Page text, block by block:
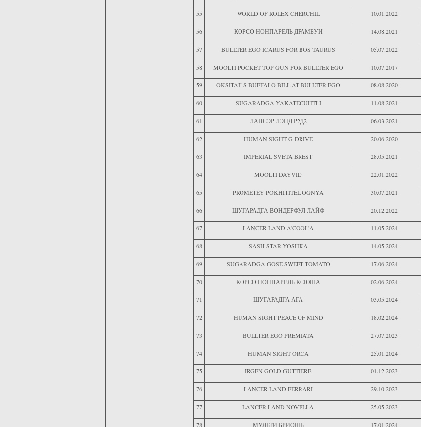
55 WORLD OF ROLEX CHERCHIL 10.01.2022
56 КОРСО НОНПАРЕЛЬ ДРАМБУИ 14.08.2021
57 BULLTER EGO ICARUS FOR BOS TAURUS 05.07.2022
58 MOOLTI POCKET TOP GUN FOR BULLTER EGO 10.07.2017
59 OKSITAILS BUFFALO BILL AT BULLTER EGO 08.08.2020
60 SUGARADGA YAKATECUHTLI 11.08.2021
61 ЛАНСЭР ЛЭНД Р2Д2 06.03.2021
62 HUMAN SIGHT G-DRIVE 20.06.2020
63 IMPERIAL SVETA BREST 28.05.2021
64 MOOLTI DAYVID 22.01.2022
65 PROMETEY POKHITITEL OGNYA 30.07.2021
66 ШУГАРАДГА ВОНДЕРФУЛ ЛАЙФ 20.12.2022
67 LANCER LAND A'COOL'A 11.05.2024
68 SASH STAR YOSHKA 14.05.2024
69 SUGARADGA GOSE SWEET TOMATO 17.06.2024
70 КОРСО НОНПАРЕЛЬ КСЮША 02.06.2024
71 ШУГАРАДГА АГА 03.05.2024
72 HUMAN SIGHT PEACE OF MIND 18.02.2024
73 BULLTER EGO PREMIATA 27.07.2023
74 HUMAN SIGHT ORCA 25.01.2024
75 IRGEN GOLD GUTTIERE 01.12.2023
76 LANCER LAND FERRARI 29.10.2023
77 LANCER LAND NOVELLA 25.05.2023
78 МУЛЬТИ БРИОШЬ 17.01.2024